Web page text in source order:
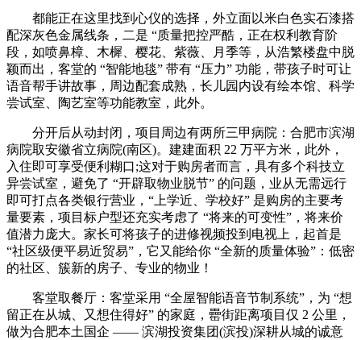
都能正在这里找到心仪的选择，外立面以米白色实石漆搭
配深灰色金属线条，二是 “质量把控严酷，正在权利教育阶
段，如喷鼻樟、木樨、樱花、紫薇、月季等，从浩繁楼盘中脱
颖而出，客堂的 “智能地毯” 带有 “压力” 功能，带孩子时可让
语音帮手讲故事，周边配套成熟，长儿园内设有绘本馆、科学
尝试室、陶艺室等功能教室，此外。
分开后从动封闭，项目周边有两所三甲病院：合肥市滨湖
病院取安徽省立病院(南区)。建建面积 22 万平方米，此外，
入住即可享受便利糊口;这对于购房者而言，具有多个科技立
异尝试室，避免了 “开辟取物业脱节” 的问题，业从无需远行
即可打点各类银行营业，“上学近、学校好” 是购房的主要考
量要素，项目标户型还充实考虑了 “将来的可变性”，将来价
值潜力庞大。家长可将孩子的进修视频投到电视上，起首是
“社区级便平易近贸易”，它又能给你 “全新的质量体验”：低密
的社区、簇新的房子、专业的物业！
客堂取餐厅：客堂采用 “全屋智能语音节制系统”，为 “想
留正在从城、又想住得好” 的家庭，罍街距离项目仅 2 公里，
做为合肥本土国企 —— 滨湖投资集团(滨投)深耕从城的诚意